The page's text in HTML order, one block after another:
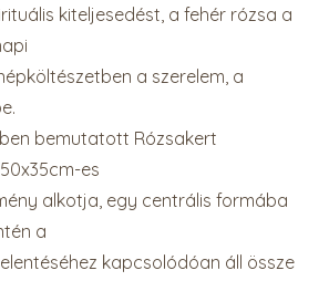
kiteljesedést, a fehér rózsa a
a szerelem, a
bemutatott Rózsakert
es
alkotja, egy centrális formába
a
kapcsolódóan áll össze